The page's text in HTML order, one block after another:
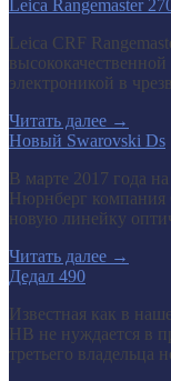
Leica Rangemaster
Leica CRF
электроникой в
Читать далее →
Новый Swarovski Ds
В марте 2017 года
Нюрнберг компания
новую линейку
Читать далее →
Дедал 490
Известная как в
НВ не нуждается в
третьего владельца